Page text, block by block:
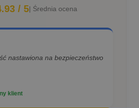
/ 5| Średnia ocena
nastawiona na bezpieczeństwo
klient